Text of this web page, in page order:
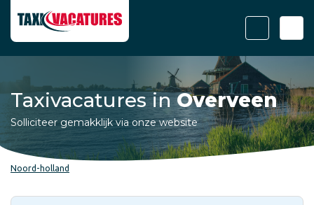
Taxivacatures inOverveen
Solliciteer gemakklijk via onze website
Noord-holland